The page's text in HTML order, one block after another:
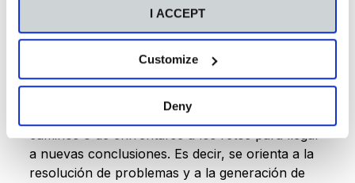
I ACCEPT
Customize
Deny
Así, los valores se convierten en útiles
instrumentos para el futuro, obligando a la
educación a reinterpretarse desde el punto de
vista de las nuevas competencias. De esta
capacidad del individuo para encontrar nuevos
caminos o de enfrentarse a los retos para llegar
a nuevas conclusiones. Es decir, se orienta a la
resolución de problemas y a la generación de